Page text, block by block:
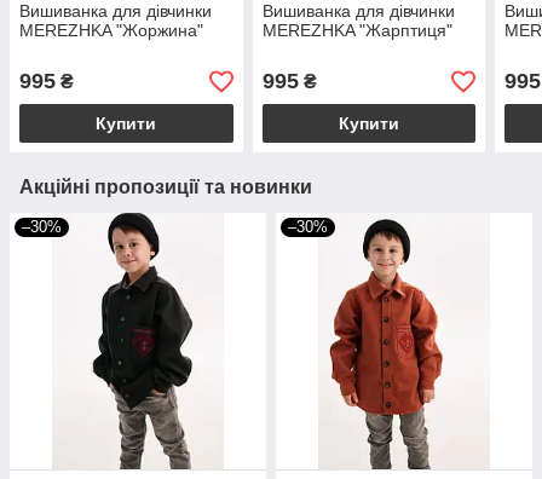
Вишиванка для дівчинки
MEREZHKA "Жоржина"
995 ₴
Купити
Вишиванка для дівчинки
MEREZHKA "Жарптиця"
995₴
Купити
995
Акційні пропозиції та новинки
–30% –30%